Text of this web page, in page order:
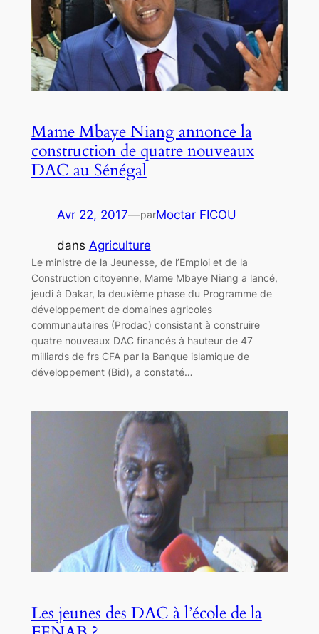
Mame Mbaye Niang annonce la
construction de quatre nouveaux
DAC au Sénégal
Avr 22, 2017—parMoctar FICOU
dans Agriculture
Le ministre de la Jeunesse, de l’Emploi et de la
Construction citoyenne, Mame Mbaye Niang a lancé,
jeudi à Dakar, la deuxième phase du Programme de
développement de domaines agricoles
communautaires (Prodac) consistant à construire
quatre nouveaux DAC financés à hauteur de 47
milliards de frs CFA par la Banque islamique de
développement (Bid), a constaté…
Les jeunes des DAC à l’école de la